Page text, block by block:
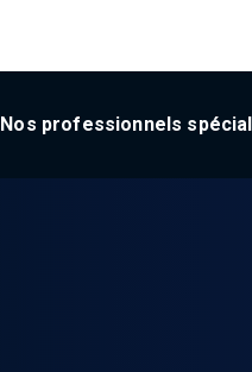
Nos professionnels